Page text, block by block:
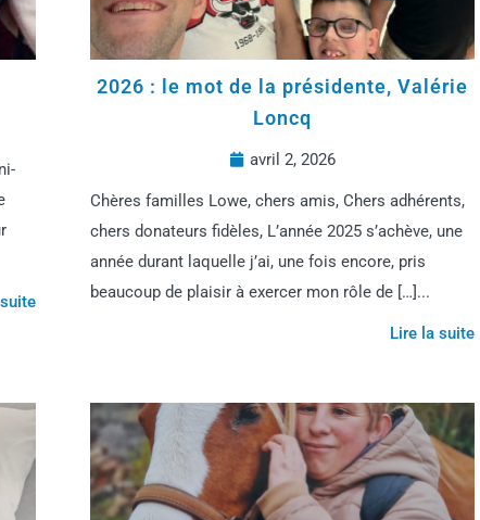
2026 : le mot de la présidente, Valérie
Loncq
avril 2, 2026
Chères familles Lowe, chers amis, Chers adhérents,
chers donateurs fidèles, L’année 2025 s’achève, une
année durant laquelle j’ai, une fois encore, pris
beaucoup de plaisir à exercer mon rôle de […]...
Lire la suite